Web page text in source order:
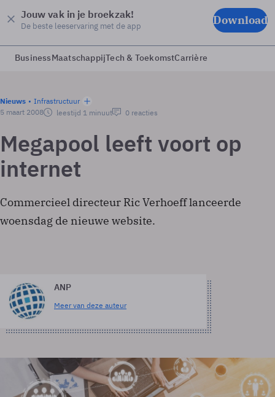
Jouw vak in je broekzak!
De beste leeservaring met de app Download
BusinessMaatschappijTech & ToekomstCarrière
Nieuws
Infrastructuur
5 maart 2008
leestijd 1 minuut 0 reacties
Megapool leeft voort op
internet
Commercieel directeur Ric Verhoeff lanceerde
woensdag de nieuwe website.
ANP
Meer van deze auteur